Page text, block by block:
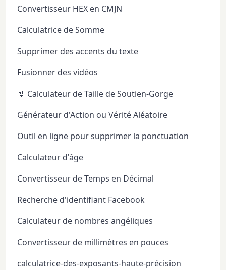
Convertisseur HEX en CMJN
Calculatrice de Somme
Supprimer des accents du texte
Fusionner des vidéos
👙 Calculateur de Taille de Soutien-Gorge
Générateur d'Action ou Vérité Aléatoire
Outil en ligne pour supprimer la ponctuation
Calculateur d'âge
Convertisseur de Temps en Décimal
Recherche d'identifiant Facebook
Calculateur de nombres angéliques
Convertisseur de millimètres en pouces
calculatrice-des-exposants-haute-précision